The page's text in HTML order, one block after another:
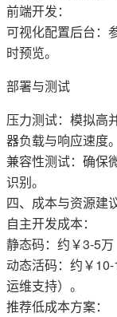
前端开发：
可视化配置后台：
时预览‌。
部署与测试‌
压力测试：模拟高
器负载与响应速度‌。
兼容性测试：确保
识别‌。
四、‌成本与资源建
自主开发成本‌：
静态码：约￥3-5万
动态活码：约￥
运维支持）‌。
推荐低成本方案‌：